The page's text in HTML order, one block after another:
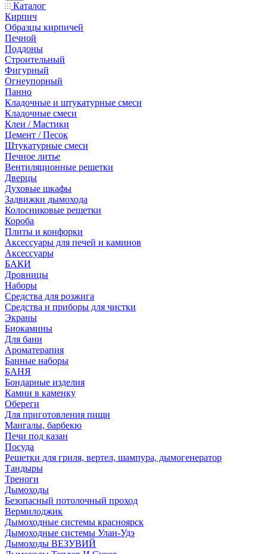
Каталог
Кирпич
Образцы кирпичей
Печной
Поддоны
Строительный
Фигурный
Огнеупорный
Панно
Кладочные и штукатурные смеси
Кладочные смеси
Клеи / Мастики
Цемент / Песок
Штукатурные смеси
Печное литье
Вентиляционные решетки
Дверцы
Духовые шкафы
Задвижки дымохода
Колосниковые решетки
Короба
Плиты и конфорки
Аксессуары для печей и каминов
Аксессуары
БАКИ
Дровницы
Наборы
Средства для розжига
Средства и приборы для чистки
Экраны
Биокамины
Для бани
Ароматерапия
Банные наборы
БАНЯ
Бондарные изделия
Камни в каменку
Обереги
Для приготовления пищи
Мангалы, барбекю
Печи под казан
Посуда
Решетки для гриля, вертел, шампура, дымогенератор
Тандыры
Треноги
Дымоходы
Безопасный потолочный проход
Вермилоджик
Дымоходные системы красноярск
Дымоходные системы Улан-Удэ
Дымоходы ВЕЗУВИЙ